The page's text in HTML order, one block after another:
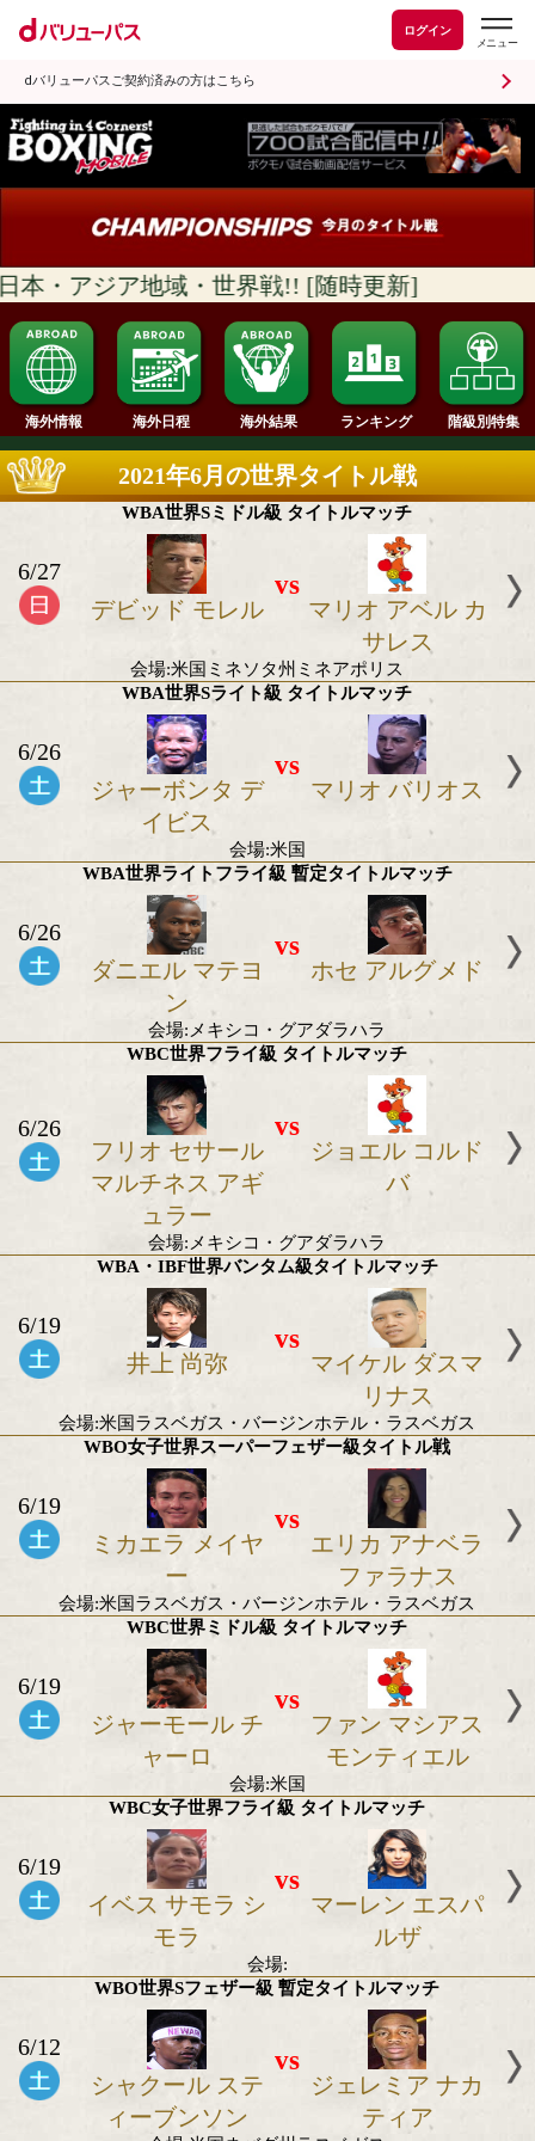
ログイン
dバリューパスご契約済みの方はこちら
・アジア地域・世界戦!! [随時更新]
海外日程 海外結果 ランキング
2021年6月の世界タイトル戦
WBA世界Sミドル級 タイトルマッチ
6/27
デビッド モレル
vs
マリオ アベ
サレス
会場:米国ミネソタ州ミネアポリス
WBA世界Sライト級 タイトルマッチ
ジャーボンタ デ
イビス
マリオ バリ
会場:米国
WBA世界ライトフライ級 暫定タイトルマッ
6/26
ダニエル マテヨ
ン
vs
ホセ アルグ
会場:メキシコ・グアダラハラ
WBC世界フライ級 タイトルマッチ
6/26
マルチネス アギ
ュラー
vs
ジョエル コ
バ
会場:メキシコ・グアダラハラ
WBA・IBF世界バンタム級タイトルマッチ
6/19
井上 尚弥
vs
マイケル ダ
リナス
会場:米国ラスベガス・バージンホテル・ラス
WBO女子世界スーパーフェザー級タイトル
ミカエラ メイヤ
ー
エリカ アナ
ファラナ
会場:米国ラスベガス・バージンホテル・ラス
WBC世界ミドル級 タイトルマッチ
6/19
ジャーモール チ
ャーロ
ファン マシ
モンティ